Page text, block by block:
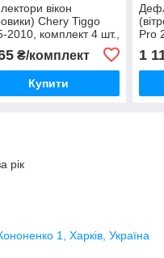
вікон
Chery Tiggo
2010, комплект 4 шт.,
₴/комплект
Купити
Pro
1
рік
1, Харків, Україна